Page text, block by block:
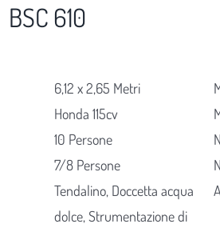
BSC 610
6,12 x 2,65 Metri
Honda 115cv
10 Persone
7/8 Persone
Tendalino, Doccetta acqua
dolce, Strumentazione di